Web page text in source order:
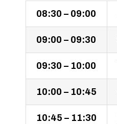
08:30 – 09:00
09:00 – 09:30
09:30 – 10:00
10:00 – 10:45
10:45 – 11:30